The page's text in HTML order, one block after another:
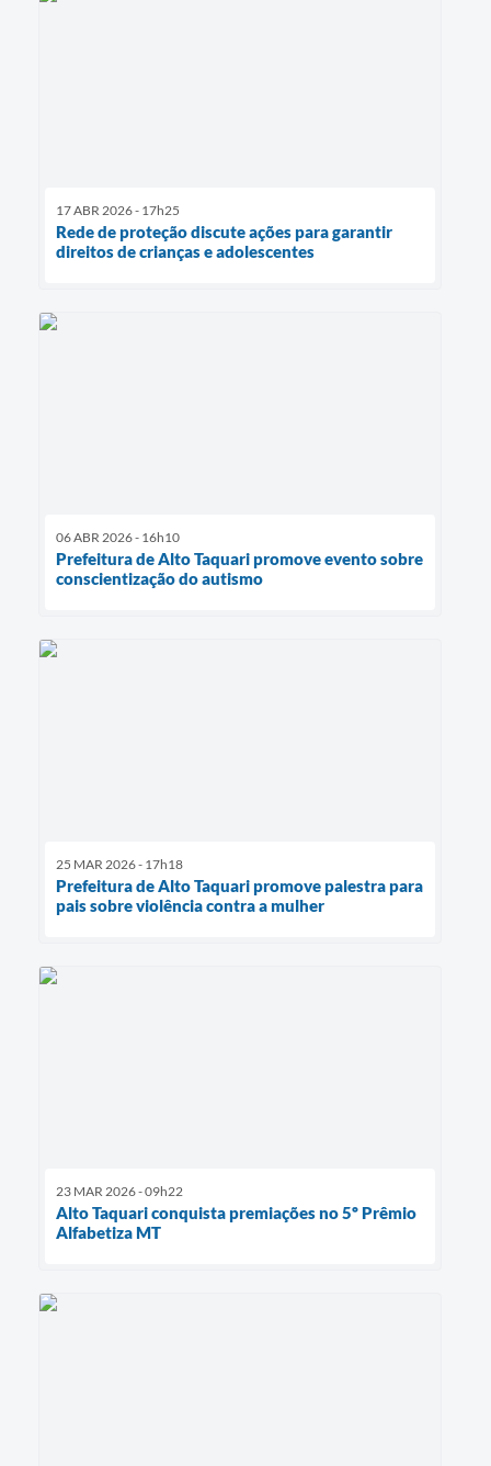
17 ABR 2026 - 17h25
Rede de proteção discute ações para garantir
direitos de crianças e adolescentes
06 ABR 2026 - 16h10
Prefeitura de Alto Taquari promove evento sobre
conscientização do autismo
25 MAR 2026 - 17h18
Prefeitura de Alto Taquari promove palestra para
pais sobre violência contra a mulher
23 MAR 2026 - 09h22
Alto Taquari conquista premiações no 5º Prêmio
Alfabetiza MT